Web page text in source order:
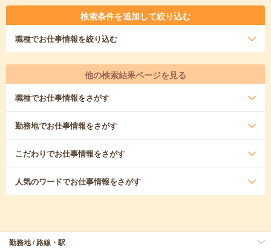
検索条件を追加して絞り込む
職種でお仕事情報を絞り込む
他の検索結果ページを見る
職種でお仕事情報をさがす
勤務地でお仕事情報をさがす
こだわりでお仕事情報をさがす
人気のワードでお仕事情報をさがす
勤務地 / 路線・駅